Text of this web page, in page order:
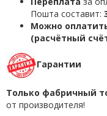
Пошта составит:
Можно
(расчётный
Гарантии
Только фабричный
от производителя!